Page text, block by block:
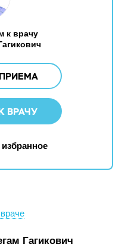
к врачу
ВРАЧУ
Гагикович